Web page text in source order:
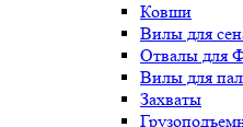
Ковши
Вилы для
Отвалы для
Вилы для
Захваты